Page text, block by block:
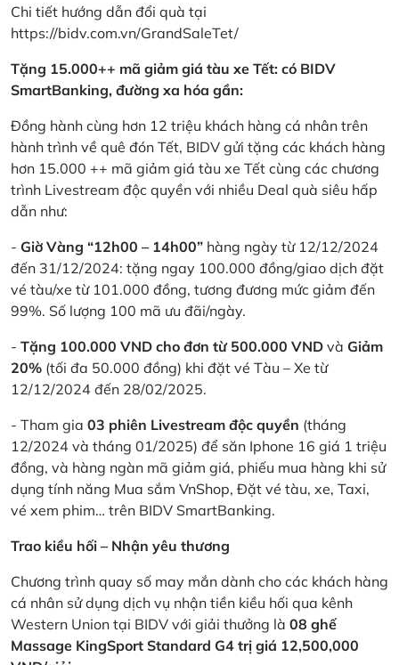
Chi tiết hướng dẫn đổi quà tại
https://bidv.com.vn/GrandSaleTet/
Tặng 15.000++ mã giảm giá tàu xe Tết: có BIDV
SmartBanking, đường xa hóa gần:
Đồng hành cùng hơn 12 triệu khách hàng cá nhân trên
hành trình về quê đón Tết, BIDV gửi tặng các khách hàng
hơn 15.000 ++ mã giảm giá tàu xe Tết cùng các chương
trình Livestream độc quyền với nhiều Deal quà siêu hấp
dẫn như:
- Giờ Vàng “12h00 – 14h00” hàng ngày từ 12/12/2024
đến 31/12/2024: tặng ngay 100.000 đồng/giao dịch đặt
vé tàu/xe từ 101.000 đồng, tương đương mức giảm đến
99%. Số lượng 100 mã ưu đãi/ngày.
- Tặng 100.000 VND cho đơn từ 500.000 VND và Giảm
20% (tối đa 50.000 đồng) khi đặt vé Tàu – Xe từ
12/12/2024 đến 28/02/2025.
- Tham gia 03 phiên Livestream độc quyền (tháng
12/2024 và tháng 01/2025) để săn Iphone 16 giá 1 triệu
đồng, và hàng ngàn mã giảm giá, phiếu mua hàng khi sử
dụng tính năng Mua sắm VnShop, Đặt vé tàu, xe, Taxi,
vé xem phim… trên BIDV SmartBanking.
Trao kiều hối – Nhận yêu thương
Chương trình quay số may mắn dành cho các khách hàng
cá nhân sử dụng dịch vụ nhận tiền kiều hối qua kênh
Western Union tại BIDV với giải thưởng là 08 ghế
Massage KingSport Standard G4 trị giá 12,500,000